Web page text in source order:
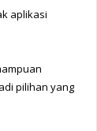
aplikasi
pilihan yang